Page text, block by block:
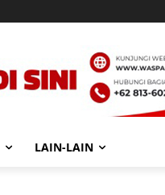
LAIN-LAIN